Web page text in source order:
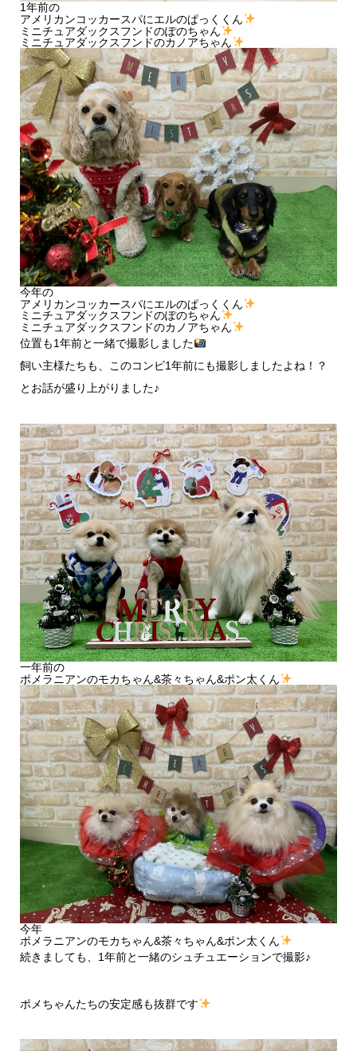
1年前の
アメリカンコッカースパにエルのぱっくくん
ミニチュアダックスフンドのぽのちゃん
ミニチュアダックスフンドのカノアちゃん
今年の
アメリカンコッカースパにエルのぱっくくん
ミニチュアダックスフンドのぽのちゃん
ミニチュアダックスフンドのカノアちゃん
位置も1年前と一緒で撮影しました
飼い主様たちも、このコンビ1年前にも撮影しましたよね！？
とお話が盛り上がりました♪
一年前の
ポメラニアンのモカちゃん&茶々ちゃん&ポン太くん
今年
ポメラニアンのモカちゃん&茶々ちゃん&ポン太くん
続きましても、1年前と一緒のシュチュエーションで撮影♪
ポメちゃんたちの安定感も抜群です